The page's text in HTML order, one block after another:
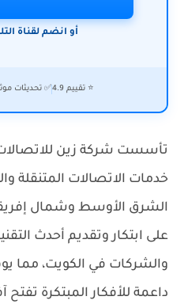
أو انضم لقناة
⭐ تقييم 4.9 ✅ تحديثات
تأسست شركة زين للاتصالات
خدمات الاتصالات المتنقلة
الشرق الأوسط وشمال
على ابتكار وتقديم أحدث
والشركات في الكويت، مما
داعمة للأفكار المبتكرة